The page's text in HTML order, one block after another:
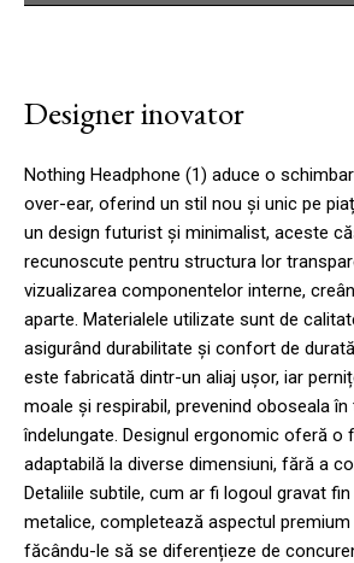
Designer inovator
Nothing Headphone (1) aduce o
over-ear, oferind un stil nou și unic pe
un design futurist și minimalist, aceste
recunoscute pentru structura lor
vizualizarea componentelor interne,
aparte. Materialele utilizate sunt de
asigurând durabilitate și confort de
este fabricată dintr-un aliaj ușor, iar
moale și respirabil, prevenind oboseala
îndelungate. Designul ergonomic oferă o
adaptabilă la diverse dimensiuni, fără a
Detaliile subtile, cum ar fi logoul gravat
metalice, completează aspectul
făcându-le să se diferențieze de